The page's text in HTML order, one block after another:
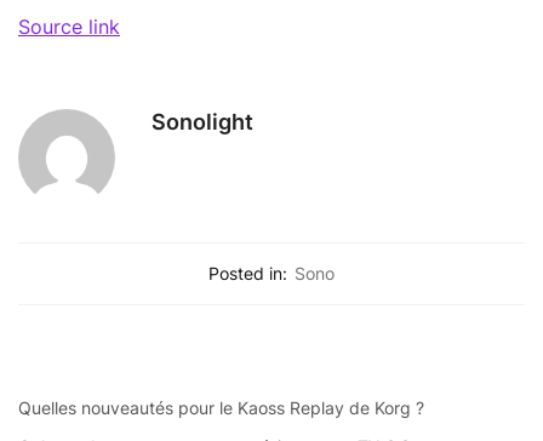
Source link
Sonolight
Posted in: Sono
Quelles nouveautés pour le Kaoss Replay de Korg ?